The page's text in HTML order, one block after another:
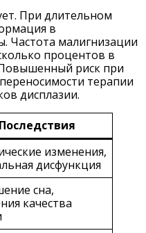
При длительном
в
Частота малигнизации
процентов в
риск при
терапии
дисплазии.
Последствия
изменения,
дисфункция
сна,
качества